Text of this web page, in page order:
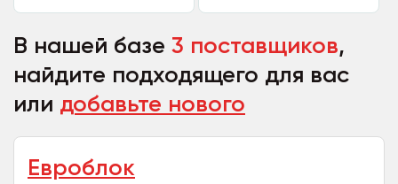
В нашей базе 3 поставщиков,
найдите подходящего для вас
или добавьте нового
Евроблок